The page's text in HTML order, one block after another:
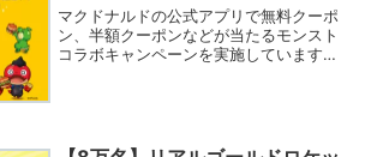
マクドナルドの公式アプリで無料クーポ
ン、半額クーポンなどが当たるモンスト
コラボキャンペーンを実施していますキ